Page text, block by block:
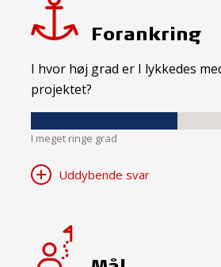
Forankring
I hvor høj grad er I lykkedes
projektet?
I meget ringe grad
Uddybende svar